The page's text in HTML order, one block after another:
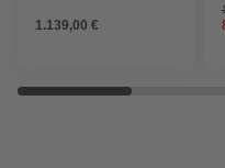
1.139,00 €